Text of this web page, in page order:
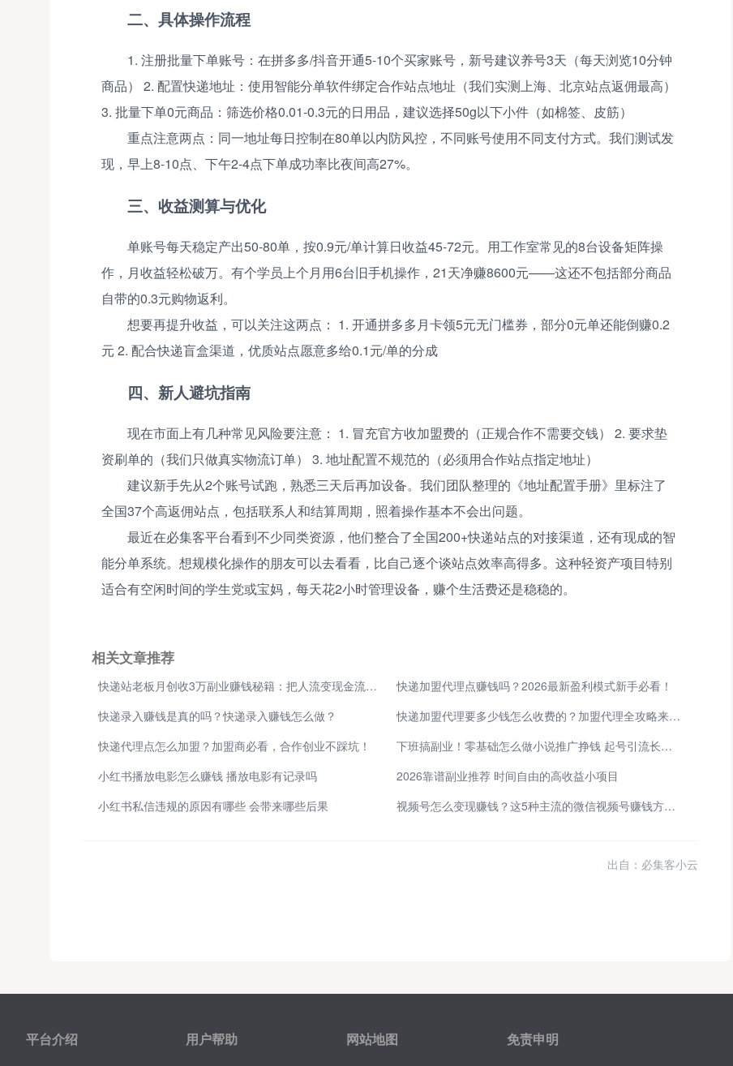
二、具体操作流程
1. 注册批量下单账号：在拼多多/抖音开通5-10个买家账号，新号建议养号3天（每天浏览10分钟
商品） 2. 配置快递地址：使用智能分单软件绑定合作站点地址（我们实测上海、北京站点返佣最高）
3. 批量下单0元商品：筛选价格0.01-0.3元的日用品，建议选择50g以下小件（如棉签、皮筋）
重点注意两点：同一地址每日控制在80单以内防风控，不同账号使用不同支付方式。我们测试发
现，早上8-10点、下午2-4点下单成功率比夜间高27%。
三、收益测算与优化
单账号每天稳定产出50-80单，按0.9元/单计算日收益45-72元。用工作室常见的8台设备矩阵操
作，月收益轻松破万。有个学员上个月用6台旧手机操作，21天净赚8600元——这还不包括部分商品
自带的0.3元购物返利。
想要再提升收益，可以关注这两点： 1. 开通拼多多月卡领5元无门槛券，部分0元单还能倒赚0.2
元 2. 配合快递盲盒渠道，优质站点愿意多给0.1元/单的分成
四、新人避坑指南
现在市面上有几种常见风险要注意： 1. 冒充官方收加盟费的（正规合作不需要交钱） 2. 要求垫
资刷单的（我们只做真实物流订单） 3. 地址配置不规范的（必须用合作站点指定地址）
建议新手先从2个账号试跑，熟悉三天后再加设备。我们团队整理的《地址配置手册》里标注了
全国37个高返佣站点，包括联系人和结算周期，照着操作基本不会出问题。
最近在必集客平台看到不少同类资源，他们整合了全国200+快递站点的对接渠道，还有现成的智
能分单系统。想规模化操作的朋友可以去看看，比自己逐个谈站点效率高得多。这种轻资产项目特别
适合有空闲时间的学生党或宝妈，每天花2小时管理设备，赚个生活费还是稳稳的。
相关文章推荐
快递站老板月创收3万副业赚钱秘籍：把人流变现金流的玩法大公开！
快递加盟代理点赚钱吗？2026最新盈利模式新手必看！
快递录入赚钱是真的吗？快递录入赚钱怎么做？
快递加盟代理要多少钱怎么收费的？加盟代理全攻略来啦！
快递代理点怎么加盟？加盟商必看，合作创业不踩坑！
下班搞副业！零基础怎么做小说推广挣钱 起号引流长久变现干货
小红书播放电影怎么赚钱 播放电影有记录吗
2026靠谱副业推荐 时间自由的高收益小项目
小红书私信违规的原因有哪些 会带来哪些后果
视频号怎么变现赚钱？这5种主流的微信视频号赚钱方法，做得好一天能赚1000+
出自：必集客小云
平台介绍 用户帮助 网站地图 免责申明